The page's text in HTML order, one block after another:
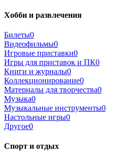
Хобби и развлечения
Билеты0
Видеофильмы0
Игровые приставки0
Игры для приставок и ПК0
Книги и журналы0
Коллекционирование0
Материалы для творчества0
Музыка0
Музыкальные инструменты0
Настольные игры0
Другое0
Спорт и отдых